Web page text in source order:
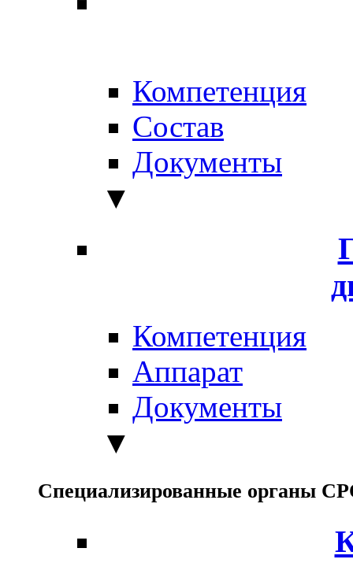
Компетенция
Состав
Документы
▼
Компетенция
Аппарат
Документы
▼
Специализированные органы